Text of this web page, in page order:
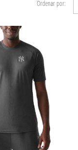
Ordenar por: